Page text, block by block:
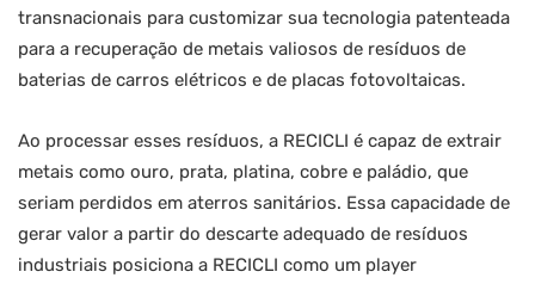
transnacionais para customizar sua tecnologia patenteada
para a recuperação de metais valiosos de resíduos de
baterias de carros elétricos e de placas fotovoltaicas.
Ao processar esses resíduos, a RECICLI é capaz de extrair
metais como ouro, prata, platina, cobre e paládio, que
seriam perdidos em aterros sanitários. Essa capacidade de
gerar valor a partir do descarte adequado de resíduos
industriais posiciona a RECICLI como um player